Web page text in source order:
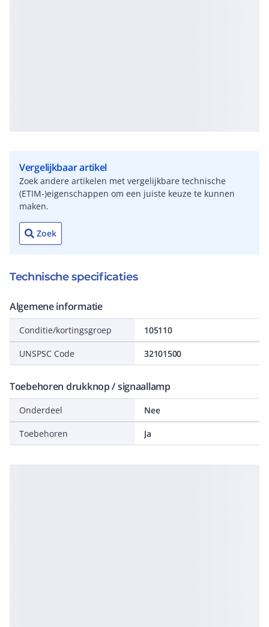
Vergelijkbaar artikel
Zoek andere artikelen met vergelijkbare technische
(ETIM-)eigenschappen om een juiste keuze te kunnen
maken.
Zoek
Technische specificaties
Algemene informatie
Conditie/kortingsgroep 105110
UNSPSC Code 32101500
Toebehoren drukknop / signaallamp
Onderdeel Nee
Toebehoren Ja